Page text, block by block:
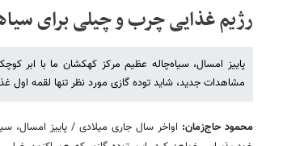
رژیم غذایی چرب و چیلی برای
پاییز امسال، سیاه‌چاله عظیم مرکز کهکشان ما با ابر
مشاهدات جدید، شاید توده گازی مورد نظر تنها لقمه اول
محمود حاج‌زمان: اواخر سال جاری میلادی / پاییز امسال،